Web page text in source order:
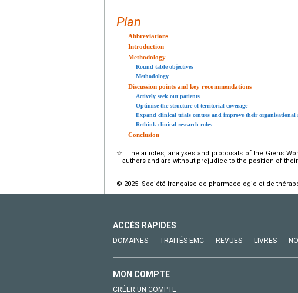
Plan
Abbreviations
Introduction
Methodology
Round table objectives
Methodology
Discussion points and key recommendations
Actively seek out patients
Optimise the structure of territorial coverage
Expand clinical trials centres and improve their organisational
Rethink clinical research roles
Conclusion
☆ The articles, analyses and proposals of the Giens
authors and are without prejudice to the position of
© 2025 Société française de pharmacologie et de
ACCÈS RAPIDES
DOMAINES TRAITÉS EMC REVUES LIVRES
MON COMPTE
CRÉER UN COMPTE